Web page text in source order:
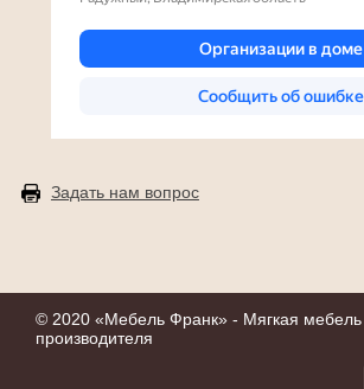
Задать нам вопрос
© 2020 «Мебель Франк» - Мягкая мебель
производителя